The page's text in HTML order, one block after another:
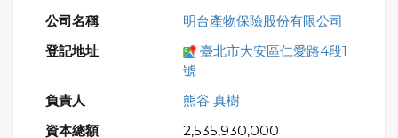
明台產物保險股份有限公司
臺北市大安區仁愛路4段1
號
熊谷 真樹
2,535,930,000